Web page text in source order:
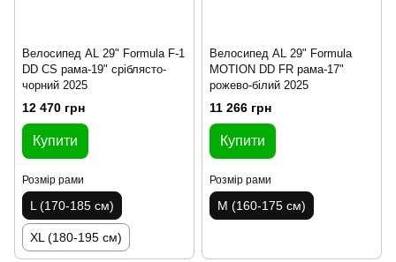
Велосипед AL 29" Formula F-1
DD CS рама-19" сріблясто-
чорний 2025
12 470 грн
Купити
Розмір рами
L (170-185 см)
XL (180-195 см)
Велосипед AL 29" Formula
MOTION DD FR рама-17"
рожево-білий 2025
11 266 грн
Купити
Розмір рами
M (160-175 см)